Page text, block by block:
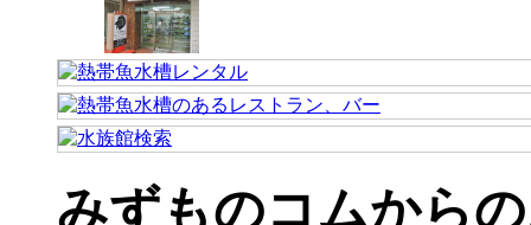
みずものコムから